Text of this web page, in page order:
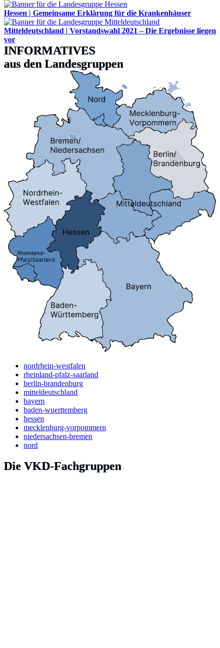
Hessen | Gemeinsame Erklärung für die Krankenhäuser
Mitteldeutschland | Vorstandswahl 2021 – Die Ergebnisse liegen
vor
INFORMATIVES
aus den Landesgruppen
nordrhein-westfalen
rheinland-pfalz-saarland
berlin-brandenburg
mitteldeutschland
bayern
baden-wuerttemberg
hessen
mecklenburg-vorpommern
niedersachsen-bremen
nord
Die VKD-Fachgruppen